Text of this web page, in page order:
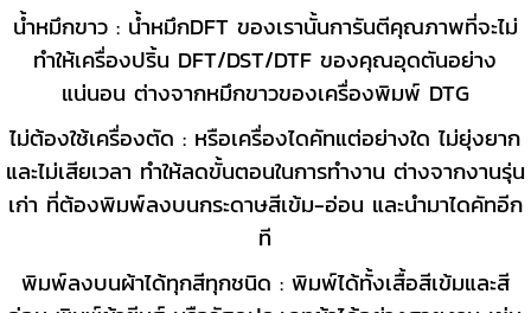
น้ำหมึกขาว : น้ำหมึกDFT ของเรานั้นการันตีคุณภาพที่จะไม่
ทำให้เครื่องปริ้น DFT/DST/DTF ของคุณอุดตันอย่าง
แน่นอน ต่างจากหมึกขาวของเครื่องพิมพ์ DTG
ไม่ต้องใช้เครื่องตัด : หรือเครื่องไดคัทแต่อย่างใด ไม่ยุ่งยาก
และไม่เสียเวลา ทำให้ลดขั้นตอนในการทำงาน ต่างจากงานรุ่น
เก่า ที่ต้องพิมพ์ลงบนกระดาษสีเข้ม-อ่อน และนำมาไดคัทอีก
ที
พิมพ์ลงบนผ้าได้ทุกสีทุกชนิด : พิมพ์ได้ทั้งเสื้อสีเข้มและสี